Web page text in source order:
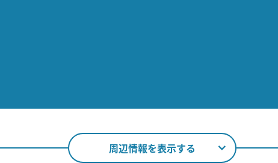
周辺情報を表示する